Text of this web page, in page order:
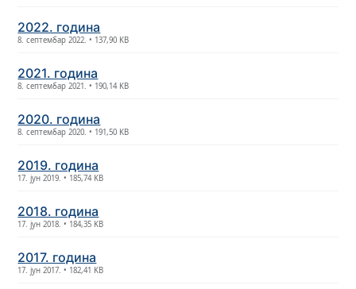
2022. година
8. септембар 2022. • 137,90 KB
2021. година
8. септембар 2021. • 190,14 KB
2020. година
8. септембар 2020. • 191,50 KB
2019. година
17. јун 2019. • 185,74 KB
2018. година
17. јун 2018. • 184,35 KB
2017. година
17. јун 2017. • 182,41 KB